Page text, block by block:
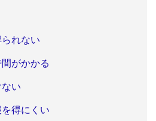
れない
がかかる
い
得にくい